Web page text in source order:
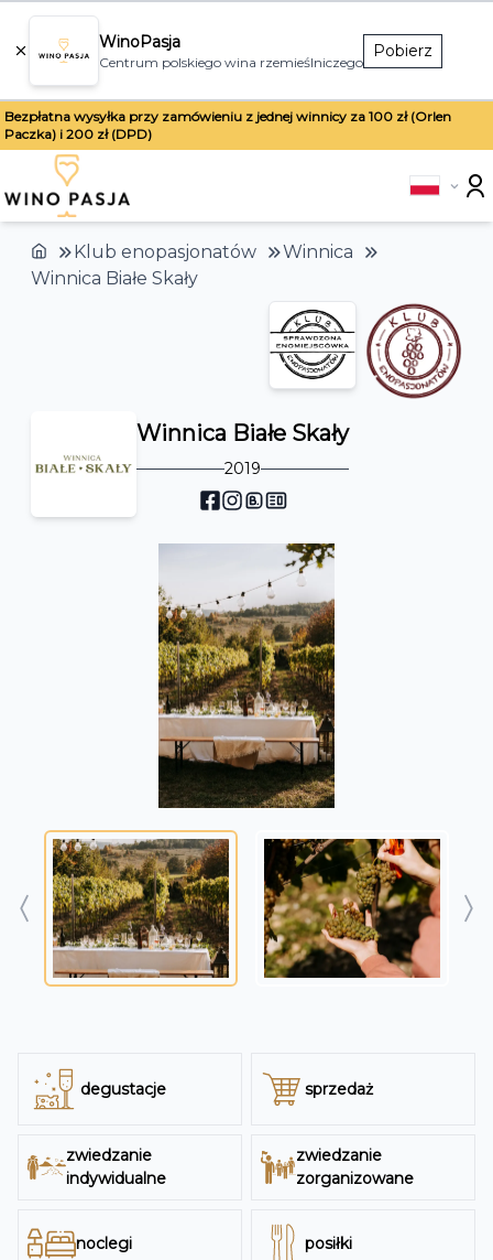
WinoPasja
Centrum polskiego wina rzemieślniczego
Pobierz
Bezpłatna wysyłka przy zamówieniu z jednej winnicy za 100 zł (Orlen
Paczka) i 200 zł (DPD)
Klub enopasjonatów
Winnica
Winnica Białe Skały
Winnica Białe Skały
2019
degustacje sprzedaż
zwiedzanie
indywidualne
zwiedzanie
zorganizowane
noclegi posiłki